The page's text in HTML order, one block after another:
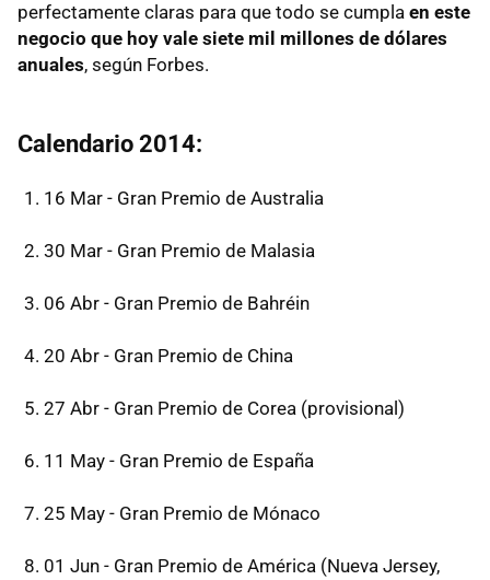
perfectamente claras para que todo se cumpla en este
negocio que hoy vale siete mil millones de dólares
anuales, según Forbes.
Calendario 2014:
16 Mar - Gran Premio de Australia
30 Mar - Gran Premio de Malasia
06 Abr - Gran Premio de Bahréin
20 Abr - Gran Premio de China
27 Abr - Gran Premio de Corea (provisional)
11 May - Gran Premio de España
25 May - Gran Premio de Mónaco
01 Jun - Gran Premio de América (Nueva Jersey,